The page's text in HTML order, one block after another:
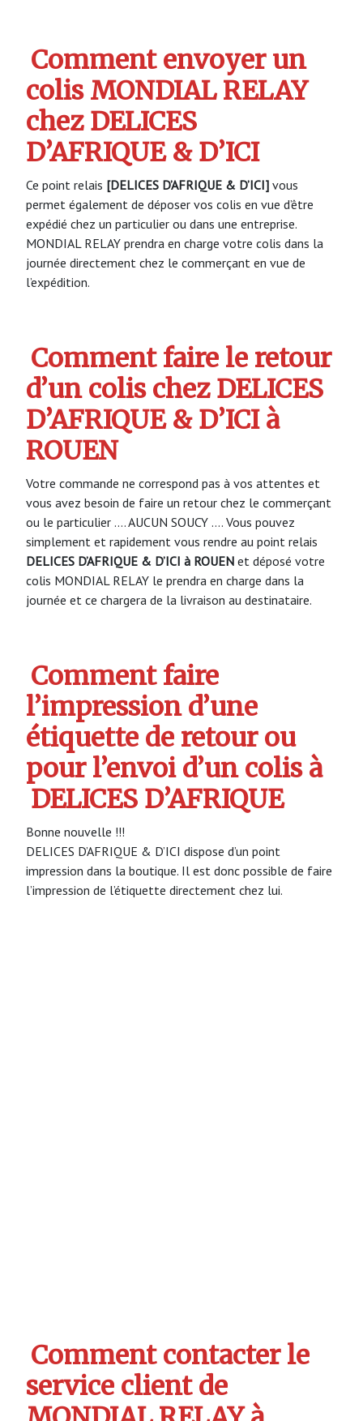
Comment envoyer un
colis MONDIAL RELAY
chez DELICES
D’AFRIQUE & D’ICI
Ce point relais [DELICES D’AFRIQUE & D’ICI] vous
permet également de déposer vos colis en vue d’être
expédié chez un particulier ou dans une entreprise.
MONDIAL RELAY prendra en charge votre colis dans la
journée directement chez le commerçant en vue de
l’expédition.
Comment faire le retour
d’un colis chez DELICES
D’AFRIQUE & D’ICI à
ROUEN
Votre commande ne correspond pas à vos attentes et
vous avez besoin de faire un retour chez le commerçant
ou le particulier …. AUCUN SOUCY …. Vous pouvez
simplement et rapidement vous rendre au point relais
DELICES D’AFRIQUE & D’ICI à ROUEN et déposé votre
colis MONDIAL RELAY le prendra en charge dans la
journée et ce chargera de la livraison au destinataire.
Comment faire
l’impression d’une
étiquette de retour ou
pour l’envoi d’un colis à
DELICES D’AFRIQUE
Bonne nouvelle !!!
DELICES D’AFRIQUE & D’ICI dispose d’un point
impression dans la boutique. Il est donc possible de faire
l’impression de l’étiquette directement chez lui.
Comment contacter le
service client de